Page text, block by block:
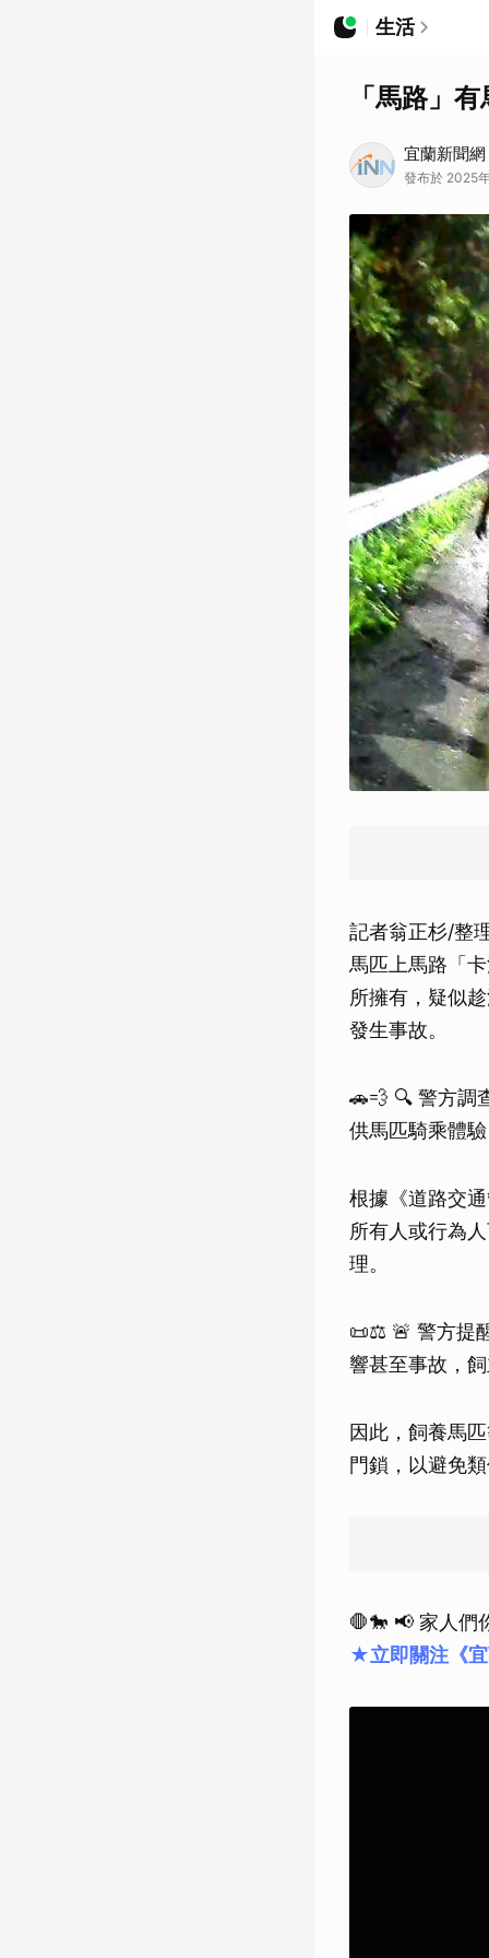
生活
「馬路」
宜蘭新聞網
發布於 2025
記者翁正杉/整
馬匹上馬路「
所擁有，疑似
發生事故。
🚗💨 🔍 警方調
供馬匹騎乘體
根據《道路交
所有人或行為
理。
📜⚖️ 🚨 警方提
響甚至事故，
因此，飼養馬
門鎖，以避免類
🛑🐎 📢 家人們
★立即關注《